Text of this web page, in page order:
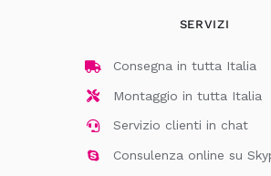
SERVIZI
Consegna in tutta Italia
Montaggio in tutta Italia
Servizio clienti in chat
Consulenza online su